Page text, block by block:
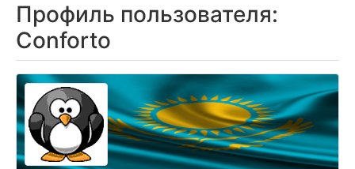
Профиль пользователя:
Conforto